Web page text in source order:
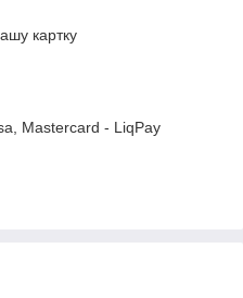
картку
Mastercard - LiqPay